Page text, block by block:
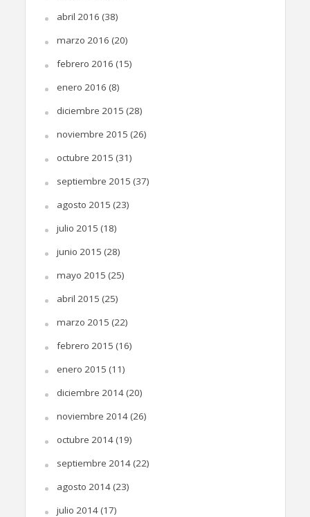
abril 2016 (38)
marzo 2016 (20)
febrero 2016 (15)
enero 2016 (8)
diciembre 2015 (28)
noviembre 2015 (26)
octubre 2015 (31)
septiembre 2015 (37)
agosto 2015 (23)
julio 2015 (18)
junio 2015 (28)
mayo 2015 (25)
abril 2015 (25)
marzo 2015 (22)
febrero 2015 (16)
enero 2015 (11)
diciembre 2014(20)
noviembre 2014(26)
octubre 2014(19)
septiembre 2014(22)
agosto 2014(23)
julio 2014(17)